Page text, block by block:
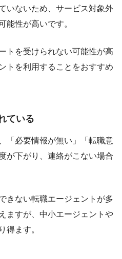
いないため、 サービス対象外
能性が高いです。
トを受けられない可能性が高
トを利用することをおすすめ
ている
、「必要情報が無い」「転職意
が下がり、連絡がこない場合
きない転職エージェントが多
ますが、中小エージェントや
得ます。